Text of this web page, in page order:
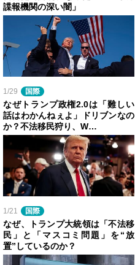
諜報機関の深い闇」
1/29 国際
なぜトランプ政権2.0は「難しい
話はわかんねぇよ」ドリブンなの
か？不法移民狩り、W…
1/21 国際
なぜ、トランプ大統領は「不法移
民」と「マスコミ問題」を“放
置”しているのか？